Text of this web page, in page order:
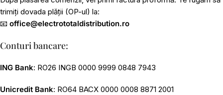
trimiți dovada plății (OP-ul) la:
📧 office@electrototaldistribution.ro
Conturi bancare:
ING Bank: RO26 INGB 0000 9999 0848 7943
Unicredit Bank: RO64 BACX 0000 0008 8871 2001